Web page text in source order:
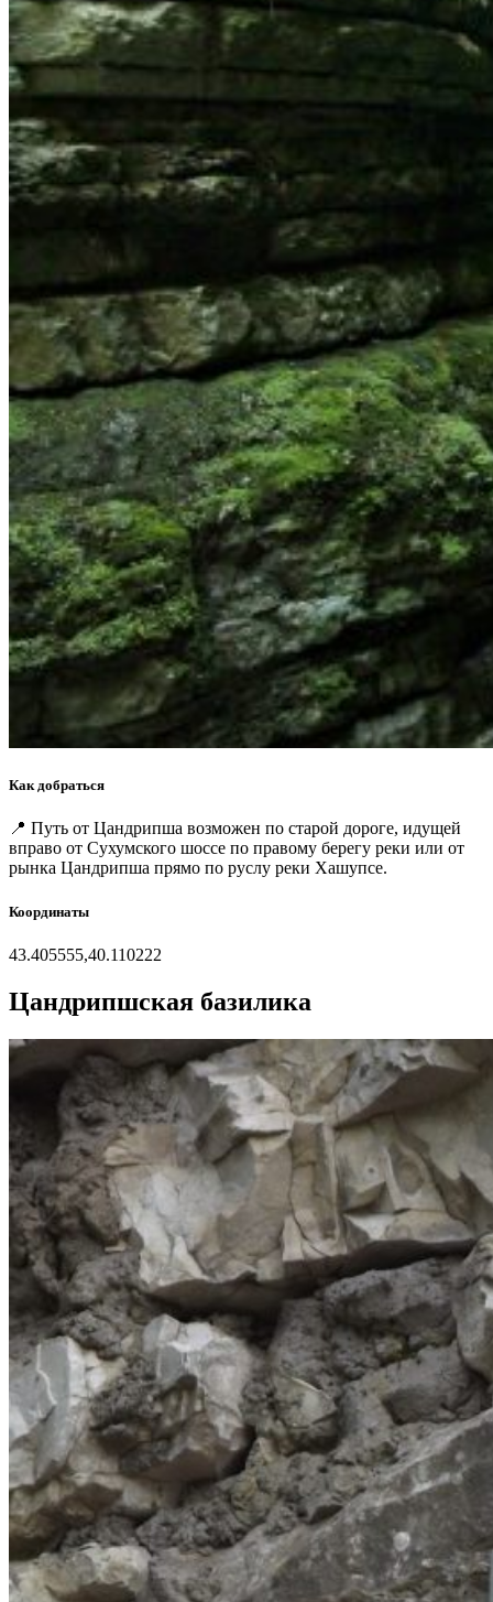
Как добраться
📍 Путь от Цандрипша возможен по старой дороге, идущей
вправо от Сухумского шоссе по правому берегу реки или от
рынка Цандрипша прямо по руслу реки Хашупсе.
Координаты
43.405555,40.110222
Цандрипшская базилика